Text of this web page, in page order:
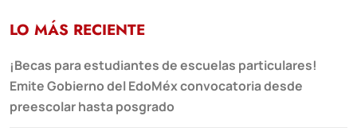
LO MÁS RECIENTE
¡Becas para estudiantes de escuelas particulares!
Emite Gobierno del EdoMéx convocatoria desde
preescolar hasta posgrado